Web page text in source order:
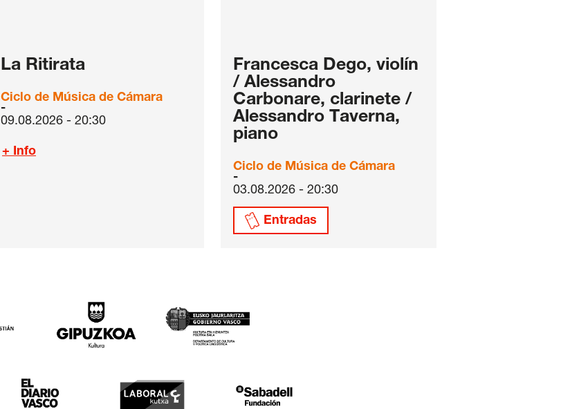
La Ritirata
Ciclo de Música de Cámara
09.08.2026 - 20:30
+ Info
Francesca Dego, violín
/ Alessandro
Carbonare, clarinete /
Alessandro Taverna,
piano
Ciclo de Música de Cámara
03.08.2026 - 20:30
Entradas